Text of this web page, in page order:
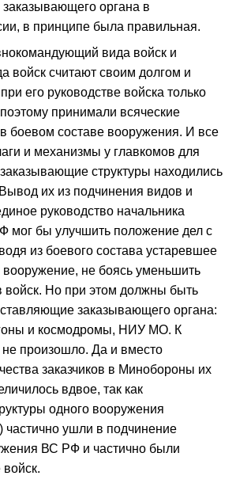
заказывающего органа в
в принципе была правильная.
вида войск и
войск считают своим долгом и
его руководстве войска только
принимали всяческие
боевом составе вооружения. И все
и механизмы у главкомов для
структуры находились
их из подчинения видов и
руководство начальника
мог бы улучшить положение дел с
из боевого состава устаревшее
не боясь уменьшить
войск. Но при этом должны быть
заказывающего органа:
и космодромы, НИУ МО. К
произошло. Да и вместо
заказчиков в Минобороны их
вдвое, так как
одного вооружения
ушли в подчинение
ВС РФ и частично были